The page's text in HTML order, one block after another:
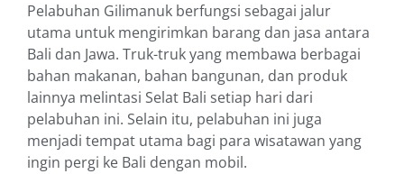
Pelabuhan Gilimanuk berfungsi sebagai jalur
utama untuk mengirimkan barang dan jasa antara
Bali dan Jawa. Truk-truk yang membawa berbagai
bahan makanan, bahan bangunan, dan produk
lainnya melintasi Selat Bali setiap hari dari
pelabuhan ini. Selain itu, pelabuhan ini juga
menjadi tempat utama bagi para wisatawan yang
ingin pergi ke Bali dengan mobil.